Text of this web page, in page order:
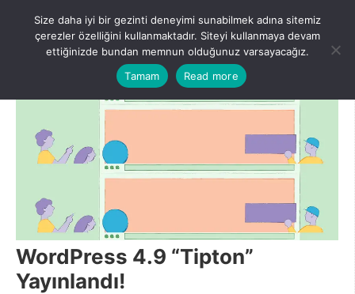
content
Menu
WordPress 4.9 “Tipton”
Yayınlandı!
Size daha iyi bir gezinti deneyimi sunabilmek adına sitemiz
çerezler özelliğini kullanmaktadır. Siteyi kullanmaya devam
ettiğinizde bundan memnun olduğunuz varsayacağız.
Tamam
Read more